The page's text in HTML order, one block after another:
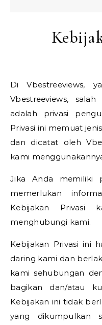
Di Vbestreeviews, yang dapat diakses melalui
Vbestreeviews,
adalah privasi
Privasi ini memuat
dan dicatat oleh
kami
Jika Anda memiliki
memerlukan
Kebijakan Privasi
menghubungi kami.
Kebijakan Privasi ini
daring kami dan
kami sehubungan
bagikan dan/atau
Kebijakan ini tidak
yang dikumpulkan